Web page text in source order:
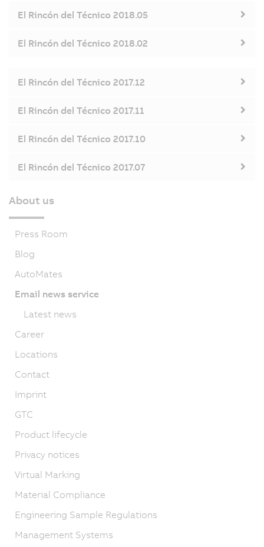
El Rincón del Técnico 2018.05
El Rincón del Técnico 2018.02
El Rincón del Técnico 2017.12
El Rincón del Técnico 2017.11
El Rincón del Técnico 2017.10
El Rincón del Técnico 2017.07
About us
Press Room
Blog
AutoMates
Email news service
Latest news
Career
Locations
Contact
Imprint
GTC
Product lifecycle
Privacy notices
Virtual Marking
Material Compliance
Engineering Sample Regulations
Management Systems